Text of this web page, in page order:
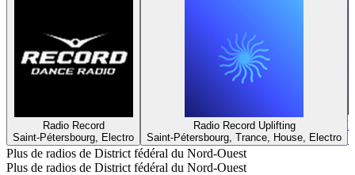
Radio Record
Saint-Pétersbourg, Electro
Radio Record Uplifting
Saint-Pétersbourg, Trance, House, Electro
Plus de radios de District fédéral du Nord-Ouest
Plus de radios de District fédéral du Nord-Ouest